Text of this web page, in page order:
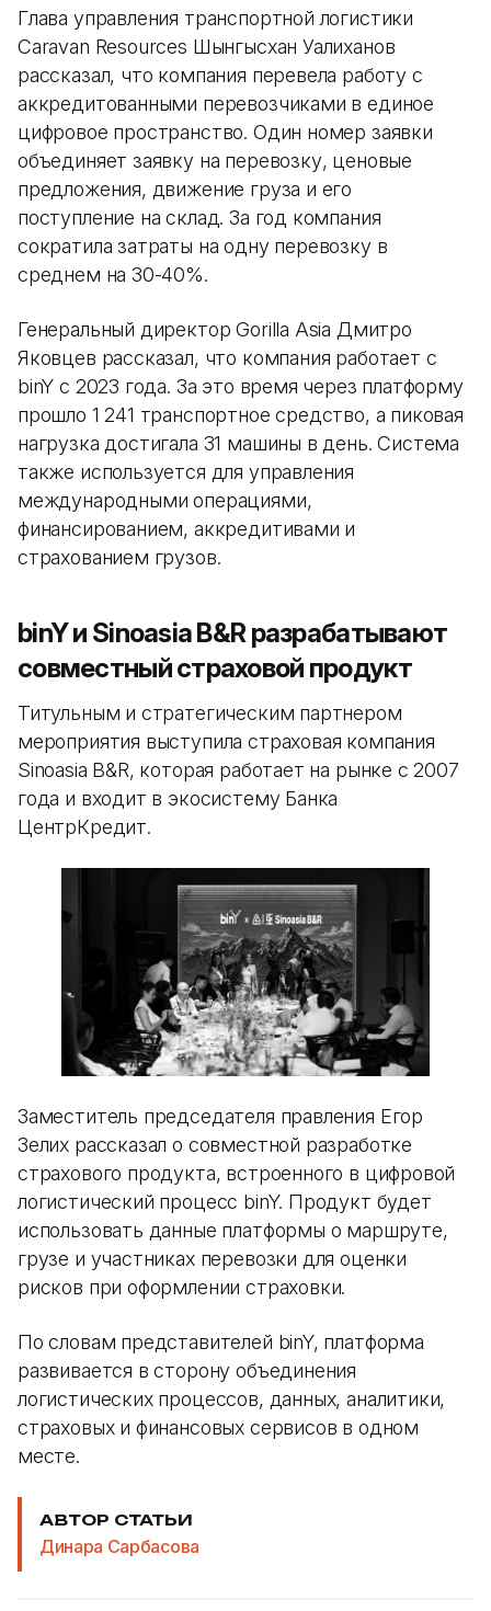
Глава управления транспортной логистики
Caravan Resources Шынгысхан Уалиханов
рассказал, что компания перевела работу с
аккредитованными перевозчиками в единое
цифровое пространство. Один номер заявки
объединяет заявку на перевозку, ценовые
предложения, движение груза и его
поступление на склад. За год компания
сократила затраты на одну перевозку в
среднем на 30-40%.
Генеральный директор Gorilla Asia Дмитро
Яковцев рассказал, что компания работает с
binY с 2023 года. За это время через платформу
прошло 1 241 транспортное средство, а пиковая
нагрузка достигала 31 машины в день. Система
также используется для управления
международными операциями,
финансированием, аккредитивами и
страхованием грузов.
binY и Sinoasia B&R разрабатывают
совместный страховой продукт
Титульным и стратегическим партнером
мероприятия выступила страховая компания
Sinoasia B&R, которая работает на рынке с 2007
года и входит в экосистему Банка
ЦентрКредит.
Заместитель председателя правления Егор
Зелих рассказал о совместной разработке
страхового продукта, встроенного в цифровой
логистический процесс binY. Продукт будет
использовать данные платформы о маршруте,
грузе и участниках перевозки для оценки
рисков при оформлении страховки.
По словам представителей binY, платформа
развивается в сторону объединения
логистических процессов, данных, аналитики,
страховых и финансовых сервисов в одном
месте.
АВТОР СТАТЬИ
Динара Сарбасова